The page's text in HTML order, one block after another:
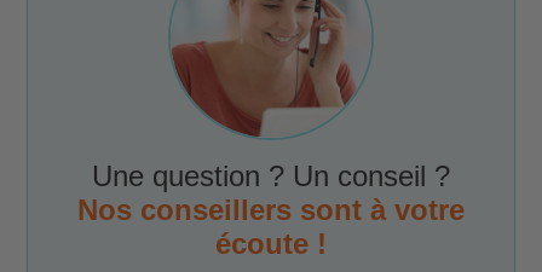
Une question ? Un conseil ?
Nos conseillers sont à votre
écoute !